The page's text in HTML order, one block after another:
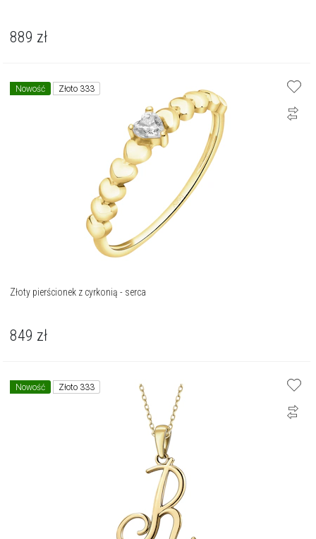
889 zł
Nowość Złoto 333
Złoty pierścionek z cyrkonią - serca
849 zł
Nowość Złoto 333